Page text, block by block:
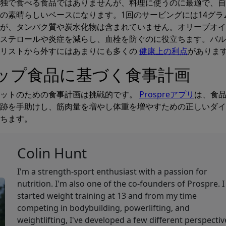
で食べる食品ではありませんが、料理に使うのに最適で、
素晴らしいベースになります。1回のサービングには14グラ
、タンパク質や炭水化物は含まれていません。オリーブオ
テロールや炎症を減らし、血栓を防ぐのに役立ちます。バ
ストから外すにはあまりにも多くの健康上の利点がありま
プ食品に基づく食事計画
トのための食事計画は挑戦的です。 Prospreアプリ は、食
を手助けし、筋肉量を増やし体重を増やすための正しいダ
ます。
Colin Hunt
I'm a strength-sport enthusiast with a passion for
nutrition. I'm also one of the co-founders of Prospre. I
started weight training at 13 and from my time
competing in bodybuilding, powerlifting, and
weightlifting, I've developed a few different